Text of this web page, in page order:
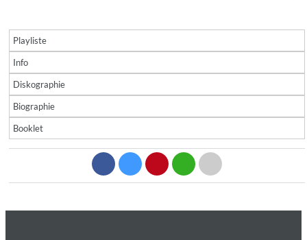
Playliste
Info
Diskographie
Biographie
Booklet